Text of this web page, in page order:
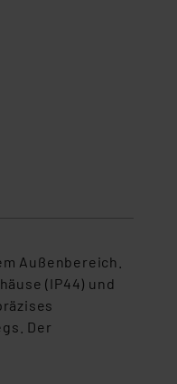
Außenbereich.
(IP44) und
Der